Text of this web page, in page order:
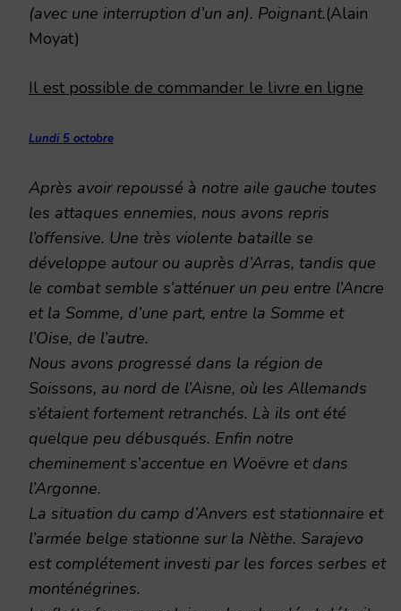
(avec une interruption d’un an). Poignant.(Alain
Moyat)
Il est possible de commander le livre en ligne
Lundi 5 octobre
Après avoir repoussé à notre aile gauche toutes
les attaques ennemies, nous avons repris
l’offensive. Une très violente bataille se
développe autour ou auprès d’Arras, tandis que
le combat semble s’atténuer un peu entre l’Ancre
et la Somme, d’une part, entre la Somme et
l’Oise, de l’autre.
Nous avons progressé dans la région de
Soissons, au nord de l’Aisne, où les Allemands
s’étaient fortement retranchés. Là ils ont été
quelque peu débusqués. Enfin notre
cheminement s’accentue en Woëvre et dans
l’Argonne.
La situation du camp d’Anvers est stationnaire et
l’armée belge stationne sur la Nèthe. Sarajevo
est complétement investi par les forces serbes et
monténégrines.